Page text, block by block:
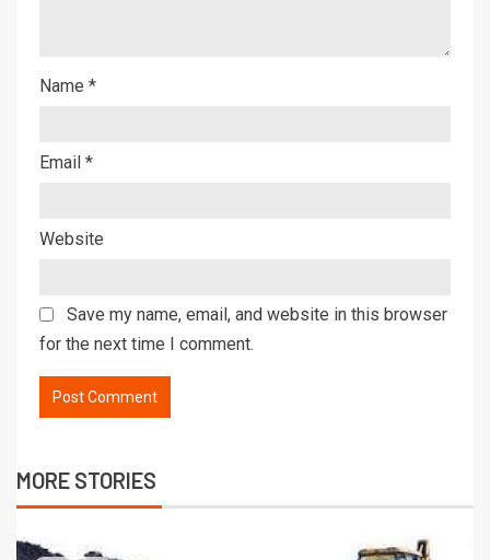
Name *
Email *
Website
Save my name, email, and website in this browser
for the next time I comment.
MORE STORIES